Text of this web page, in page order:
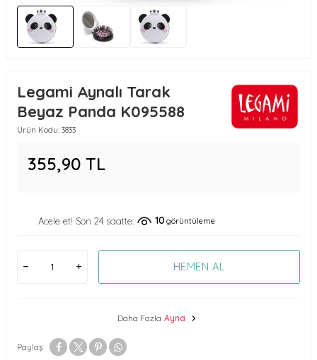
Legami Aynalı Tarak
Beyaz Panda K095588
Ürün Kodu: 3833
355,90 TL
Acele et! Son 24 saatte: 10 görüntüleme
HEMEN AL
Daha Fazla Ayna
Paylaş